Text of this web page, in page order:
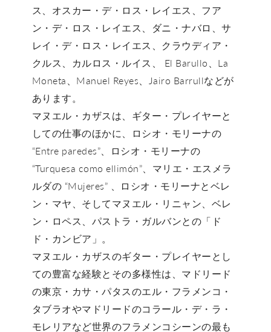
ス、オスカー・デ・ロス・レイエス、フア
ン・デ・ロス・レイエス、ダニ・ナバロ、サ
レイ・デ・ロス・レイエス、クラウディア・
クルス、カルロス・ルイス、 El Barullo、La
Moneta、Manuel Reyes、Jairo Barrullなどが
あります。
マヌエル・カザスは、ギター・プレイヤーと
しての仕事のほかに、ロシオ・モリーナの
“Entre paredes”、ロシオ・モリーナの
“Turquesa como ellimón”、マリエ・エスメラ
ルダの “Mujeres” 、ロシオ・モリーナとベレ
ン・マヤ、そしてマヌエル・リニャン、ベレ
ン・ロペス、パストラ・ガルバンとの「ド
ド・カンビア」。
マヌエル・カザスのギター・プレイヤーとし
ての豊富な経験とその多様性は、マドリード
の東京・カサ・パタスのエル・フラメンコ・
タブラオやマドリードのコラール・デ・ラ・
モレリアなど世界のフラメンコシーンの最も